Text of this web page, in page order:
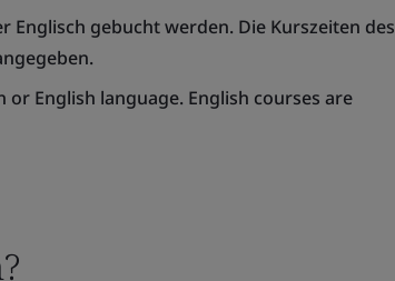
Englisch gebucht werden. Die Kurszeiten des
or English language. English courses are